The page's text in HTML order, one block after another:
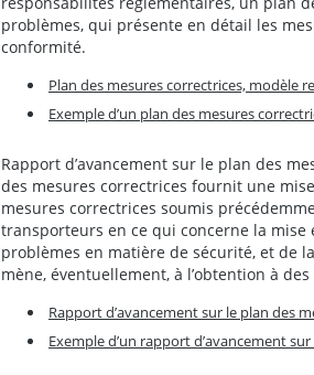
problèmes, qui présente en détail les
conformité.
Plan des mesures correctrices, modèle
Exemple d’un plan des mesures
Rapport d’avancement sur le plan des
des mesures correctrices fournit une
mesures correctrices soumis
transporteurs en ce qui concerne la
problèmes en matière de sécurité, et de
mène, éventuellement, à l’obtention à
Rapport d’avancement sur le plan des
Exemple d’un rapport d’avancement